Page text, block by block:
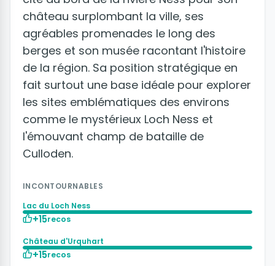
château surplombant la ville, ses
agréables promenades le long des
berges et son musée racontant l'histoire
de la région. Sa position stratégique en
fait surtout une base idéale pour explorer
les sites emblématiques des environs
comme le mystérieux Loch Ness et
l'émouvant champ de bataille de
Culloden.
INCONTOURNABLES
Lac du Loch Ness
+15recos
Château d'Urquhart
+15recos